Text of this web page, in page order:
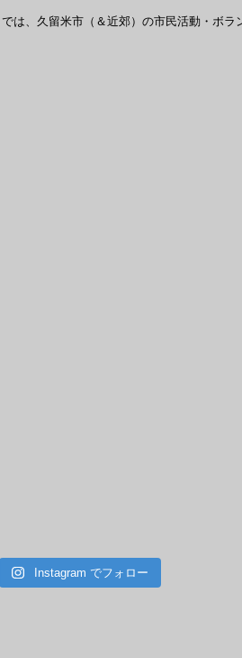
は、久留米市（＆近郊）の市民活動・ボラ
Instagram でフォロー